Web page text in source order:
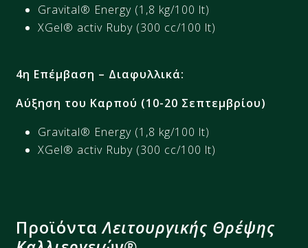
Gravital® Energy (1,8 kg/100 lt)​
XGel® activ Ruby (300 cc/100 lt)​
4η Επέμβαση – Διαφυλλικά:
Αύξηση του Καρπού (10-20 Σεπτεμβρίου)​ ​
Gravital® Energy (1,8 kg/100 lt)​
XGel® activ Ruby (300 cc/100 lt)​
ΠροϊόνταΛειτουργικής Θρέψης